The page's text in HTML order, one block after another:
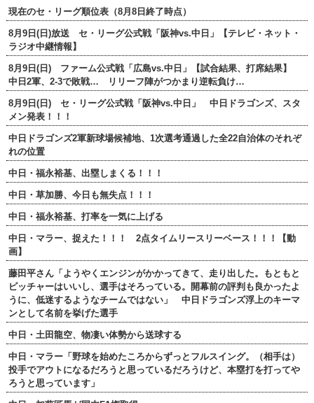
現在のセ・リーグ順位表（8月8日終了時点）
8月9日(日)放送 セ・リーグ公式戦「阪神vs.中日」【テレビ・ネット・
ラジオ中継情報】
8月9日(日) ファーム公式戦「広島vs.中日」【試合結果、打席結果】
中日2軍、2-3で敗戦… リリーフ陣がつかまり逆転負け…
8月9日(日) セ・リーグ公式戦「阪神vs.中日」 中日ドラゴンズ、スタ
メン発表！！！
中日ドラゴンズ2軍新球場候補地、1次選考通過した全22自治体のそれぞ
れの位置
中日・福永裕基、出塁しまくる！！！
中日・草加勝、今日も無失点！！！
中日・福永裕基、打率を一気に上げる
中日・マラー、捉えた！！！ 2点タイムリースリーベース！！！【動
画】
藤田平さん「ようやくエンジンがかかってきて、走り出した。もともと
ピッチャーはいいし、選手はそろっている。開幕前の評判も良かったよ
うに、低迷するようなチームではない」 中日ドラゴンズ浮上のキーマ
ンとして名前を挙げた選手
中日・土田龍空、物凄い体勢から送球する
中日・マラー「野球を始めたころからずっとフルスイング。（相手は）
投手でアウトになるだろうと思っているだろうけど、本塁打を打ってや
ろうと思っています」